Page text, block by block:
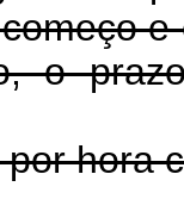
o
hora